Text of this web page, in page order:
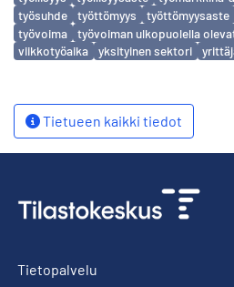
työsuhde
työttömyys työttömyysaste
työvoima
työvoiman ulkopuolella
viikkotyöaika
yksityinen sektori
Tietueen kaikki tiedot
Tietopalvelu